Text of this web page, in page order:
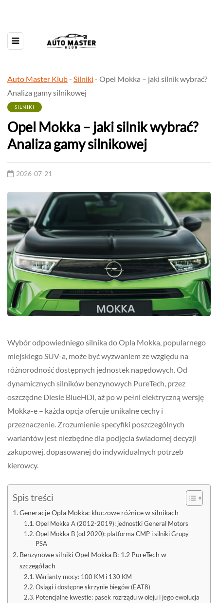
Auto Master Klub- Silniki - Opel Mokka – jaki silnik wybrać?
Analiza gamy silnikowej
SILNIKI
Opel Mokka – jaki silnik wybrać?
Analiza gamy silnikowej
2026-07-21
Wybór odpowiedniego silnika do Opla Mokka, popularnego
miejskiego SUV-a, może być wyzwaniem ze względu na
różnorodność dostępnych jednostek napędowych. Od
dynamicznych silników benzynowych PureTech, przez
oszczędne Diesle BlueHDi, aż po w pełni elektryczną wersję
Mokka-e – każda opcja oferuje unikalne cechy i
przeznaczenie. Zrozumienie specyfiki poszczególnych
wariantów jest niezbędne dla podjęcia świadomej decyzji
zakupowej, dopasowanej do indywidualnych potrzeb
kierowcy.
Spis treści
Generacje Opla Mokka: kluczowe różnice w silnikach
Opel Mokka A (2012-2019): jednostki General Motors
Opel Mokka B (od 2020): platforma CMP i silniki Grupy
PSA
Benzynowe silniki Opel Mokka B: 1.2 PureTech w
szczegółach
Warianty mocy: 100 KM i 130 KM
Osiągi i dostępne skrzynie biegów (EAT8)
Potencjalne kwestie: pasek rozrządu w oleju i jego ewolucja